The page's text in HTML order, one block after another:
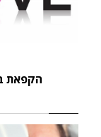
הקפאת